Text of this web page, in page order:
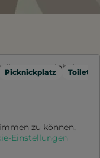
Picknickplatz
externe Inhalte
zu können,
Einstellungen